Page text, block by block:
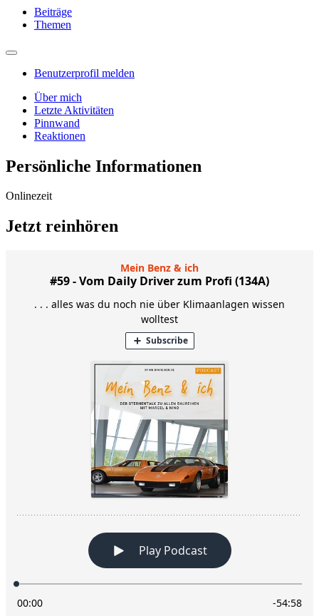
Beiträge
Themen
Benutzerprofil melden
Über mich
Letzte Aktivitäten
Pinnwand
Reaktionen
Persönliche Informationen
Onlinezeit
Jetzt reinhören